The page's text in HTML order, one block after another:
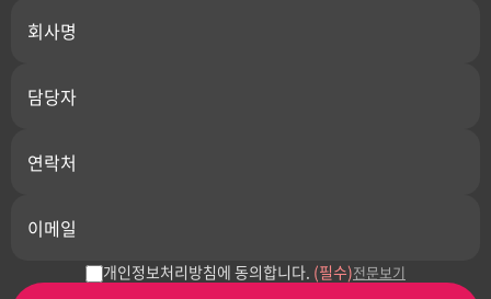
개인정보처리방침에 동의합니다. (필수)전문보기